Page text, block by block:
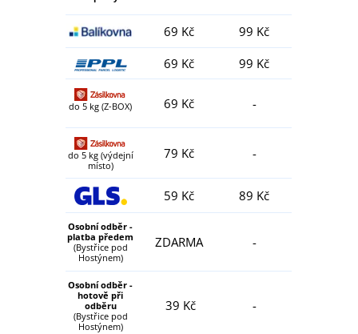
69 Kč
99 Kč
69 Kč
99 Kč
do 5 kg (Z-BOX) 69 Kč -
do 5 kg (výdejní
místo)
79 Kč -
59 Kč 89 Kč
Osobní odběr -
platba předem
(Bystřice pod
Hostýnem)
ZDARMA -
Osobní odběr -
hotově při
odběru
(Bystřice pod
Hostýnem)
39 Kč -